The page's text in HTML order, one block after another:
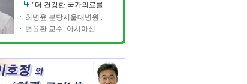
"더 건강한 국가의료를 ..
최병윤 분당서울대병원..
변윤환 교수, 아시아신..